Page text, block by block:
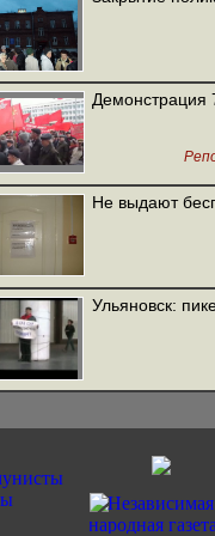
Демонстрация
Не выдают
Ульяновск: